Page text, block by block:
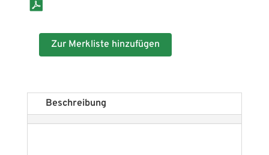
Zur Merkliste hinzufügen
Beschreibung